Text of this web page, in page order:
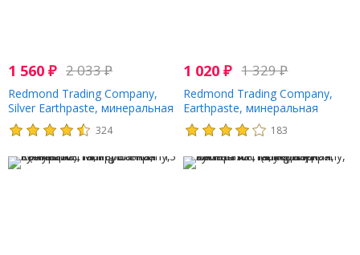
1 560 ₽ 2 033₽
Redmond Trading Company,
Silver Earthpaste, минеральная
зубная паста, перечная мята,
113 г (4 унции)
324
1 020₽ 1 329₽
Redmond Trading Company,
Earthpaste, минеральная
зубная паста, корица, 113 г (4
унции)
183